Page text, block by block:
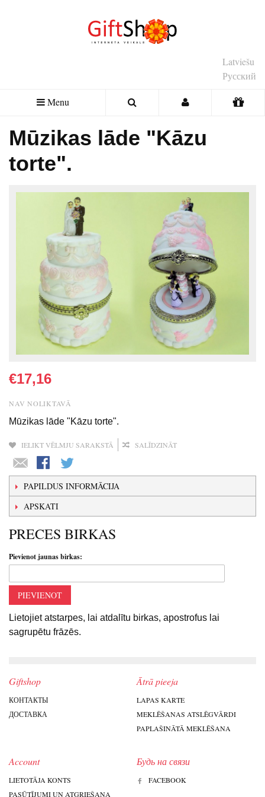
Latviešu
Русский
Menu
Mūzikas lāde "Kāzu
torte".
€17,16
NAV NOLIKTAVĀ
Mūzikas lāde "Kāzu torte".
IELIKT VĒLMJU SARAKSTĀ SALĪDZINĀT
PAPILDUS INFORMĀCIJA
APSKATI
PRECES BIRKAS
Pievienot jaunas birkas:
PIEVIENOT
Lietojiet atstarpes, lai atdalītu birkas, apostrofus lai
sagrupētu frāzēs.
Giftshop
КОНТАКТЫ
ДОСТАВКА
Ātrā pieeja
LAPAS KARTE
MEKLĒŠANAS ATSLĒGVĀRDI
PAPLAŠINĀTĀ MEKLĒŠANA
Account
LIETOTĀJA KONTS
PASŪTĪJUMI UN ATGRIEŠANA
Будь на связи
FACEBOOK